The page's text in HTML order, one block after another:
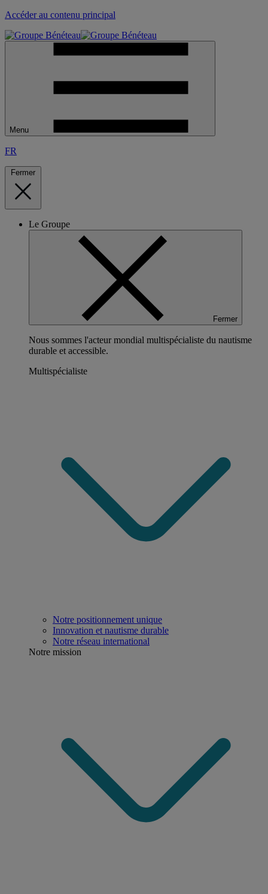
Accéder au contenu principal
Menu
FR
Fermer
Le Groupe
Fermer
Nous sommes l'acteur mondial multispécialiste du nautisme
durable et accessible.
Multispécialiste
Notre positionnement unique
Innovation et nautisme durable
Notre réseau international
Notre mission